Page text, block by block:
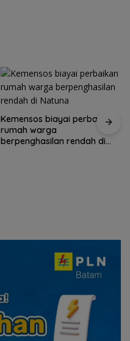
Kemensos biayai perbaikan
rumah warga
berpenghasilan rendah di